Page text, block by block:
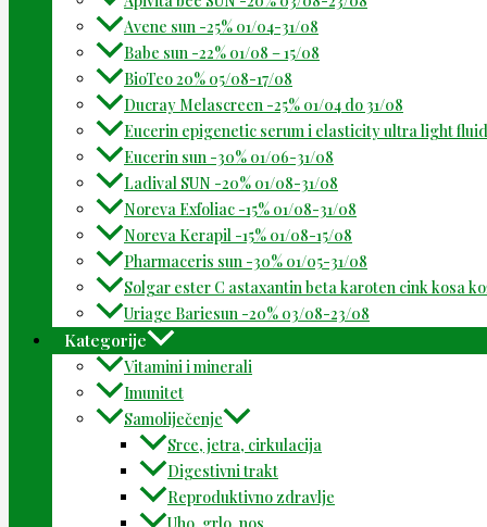
Avene sun -25% 01/04-31/08
Babe sun -22% 01/08 – 15/08
BioTeo 20% 05/08-17/08
Ducray Melascreen -25% 01/04 do 31/08
Eucerin epigenetic serum i elasticity ultra light
Eucerin sun -30% 01/06-31/08
Ladival SUN -20% 01/08-31/08
Noreva Exfoliac -15% 01/08-31/08
Noreva Kerapil -15% 01/08-15/08
Pharmaceris sun -30% 01/05-31/08
Solgar ester C astaxantin beta karoten cink kosa
Uriage Bariesun -20% 03/08-23/08
Kategorije
Vitamini i minerali
Imunitet
Samoliječenje
Srce, jetra, cirkulacija
Digestivni trakt
Reproduktivno zdravlje